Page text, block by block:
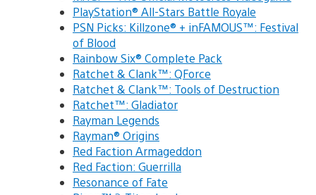
PlayStation® All-Stars Battle Royale
PSN Picks: Killzone® + inFAMOUS™: Festival
of Blood
Rainbow Six® Complete Pack
Ratchet & Clank™: QForce
Ratchet & Clank™: Tools of Destruction
Ratchet™: Gladiator
Rayman Legends
Rayman® Origins
Red Faction Armageddon
Red Faction: Guerrilla
Resonance of Fate